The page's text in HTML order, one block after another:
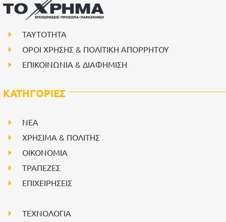
ΤΑΥΤΟΤΗΤΑ
ΟΡΟΙ ΧΡΗΣΗΣ & ΠΟΛΙΤΙΚΗ ΑΠΟΡΡΗΤΟΥ
ΕΠΙΚΟΙΝΩΝΙΑ & ΔΙΑΦΗΜΙΣΗ
ΚΑΤΗΓΟΡΙΕΣ
NEA
ΧΡΗΣΙΜΑ & ΠΟΛΙΤΗΣ
ΟΙΚΟΝΟΜΙΑ
ΤΡΑΠΕΖΕΣ
ΕΠΙΧΕΙΡΗΣΕΙΣ
ΤΕΧΝΟΛΟΓΙΑ